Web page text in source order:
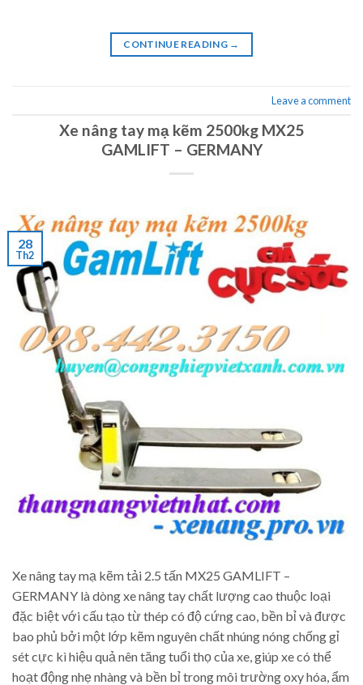
CONTINUE READING →
Leave a comment
Xe nâng tay mạ kẽm 2500kg MX25
GAMLIFT – GERMANY
28
Th2
Xe nâng tay mạ kẽm tải 2.5 tấn MX25 GAMLIFT –
GERMANY là dòng xe nâng tay chất lượng cao thuộc loại
đặc biệt với cấu tạo từ thép có độ cứng cao, bền bỉ và được
bao phủ bởi một lớp kẽm nguyên chất nhúng nóng chống gỉ
sét cực kì hiệu quả nên tăng tuổi thọ của xe, giúp xe có thể
hoạt động nhẹ nhàng và bền bỉ trong môi trường oxy hóa, ẩm